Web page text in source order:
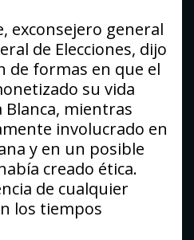
exconsejero general
de Elecciones, dijo
de formas en que el
su vida
Blanca, mientras
involucrado en
y en un posible
creado ética.
de cualquier
los tiempos